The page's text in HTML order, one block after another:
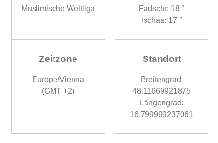
Muslimische Weltliga
Fadschr: 18 °
Ischaa: 17 °
Zeitzone
Europe/Vienna
(GMT +2)
Standort
Breitengrad:
48.11669921875
Längengrad:
16.799999237061